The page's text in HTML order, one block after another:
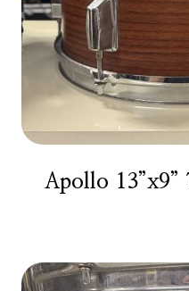
Apollo 13”x9”